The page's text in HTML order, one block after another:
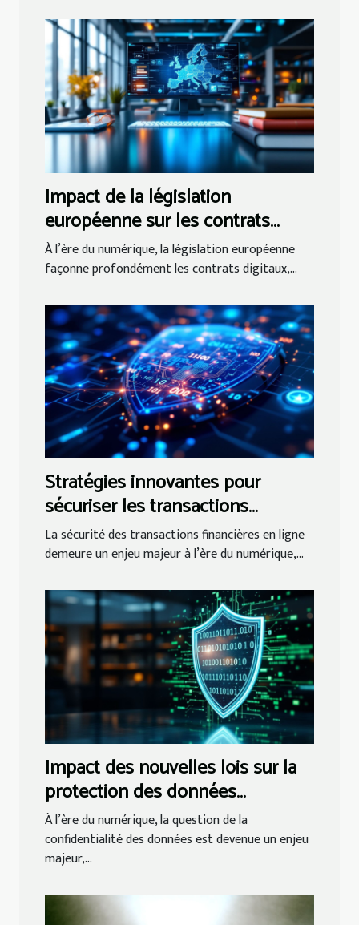
Impact de la législation
européenne sur les contrats
numériques
À l’ère du numérique, la législation européenne
façonne profondément les contrats digitaux,...
Stratégies innovantes pour
sécuriser les transactions
financières en ligne
La sécurité des transactions financières en ligne
demeure un enjeu majeur à l’ère du numérique,...
Impact des nouvelles lois sur la
protection des données
personnelles dans le secteur
juridique
À l’ère du numérique, la question de la
confidentialité des données est devenue un enjeu
majeur,...